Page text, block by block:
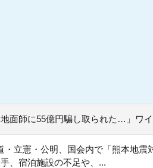
面師に55億円騙し取られた…」ワ
・立憲・公明、国会内で「熊本地
、宿泊施設の不足や、...